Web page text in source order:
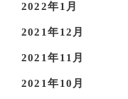
2022年1月
2021年12月
2021年11月
2021年10月